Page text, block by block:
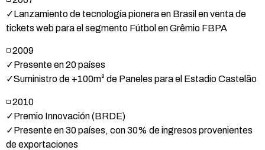
✓Lanzamiento de tecnología pionera en Brasil en venta de
tickets web para el segmento Fútbol en Grêmio FBPA
◽ 2009
✓Presente en 20 países
✓Suministro de +100m² de Paneles para el Estadio Castelão
◽ 2010
✓Premio Innovación (BRDE)
✓Presente en 30 países, con 30% de ingresos provenientes
de exportaciones